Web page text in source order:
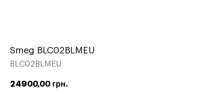
Smeg BLC02BLMEU
BLC02BLMEU
24900,00 грн.